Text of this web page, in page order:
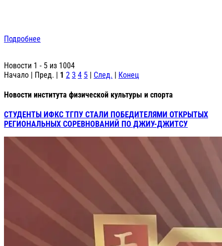
Подробнее
Новости 1 - 5 из 1004
Начало | Пред. | 1 2 3 4 5 | След. | Конец
Новости института физической культуры и спорта
СТУДЕНТЫ ИФКС ТГПУ СТАЛИ ПОБЕДИТЕЛЯМИ ОТКРЫТЫХ
РЕГИОНАЛЬНЫХ СОРЕВНОВАНИЙ ПО ДЖИУ-ДЖИТСУ